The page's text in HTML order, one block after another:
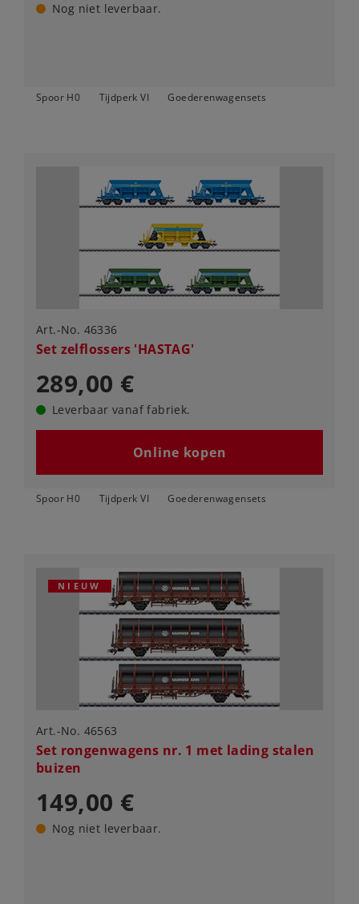
Nog niet leverbaar.
Spoor H0 Tijdperk VI Goederenwagensets
Art.-No. 46336
Set zelflossers 'HASTAG'
289,00 €
Leverbaar vanaf fabriek.
Online kopen
Spoor H0 Tijdperk VI Goederenwagensets
NIEUW
Art.-No. 46563
Set rongenwagens nr. 1 met lading stalen
buizen
149,00 €
Nog niet leverbaar.